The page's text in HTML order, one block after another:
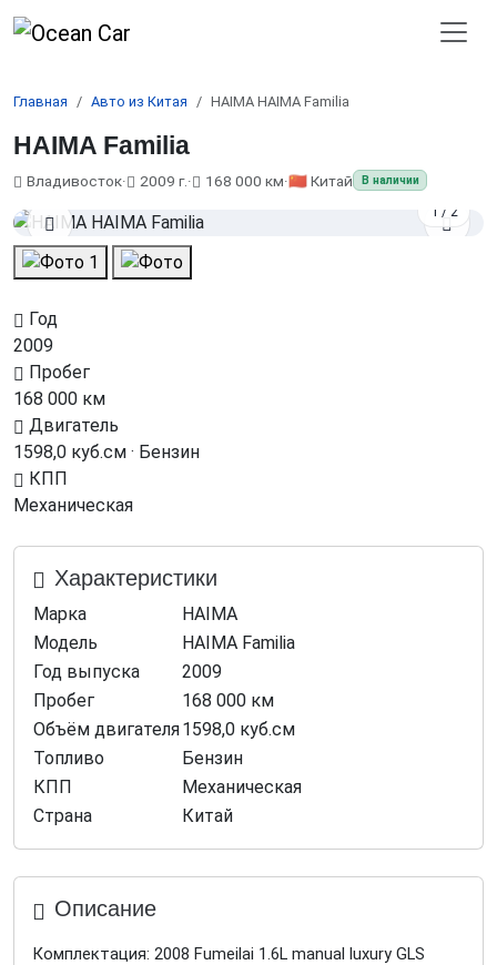
Главная Авто из Китая HAIMA HAIMA Familia
HAIMA Familia
Владивосток· 2009 г.· 168 000 км·🇨🇳 Китай В наличии
1 / 2
Год
2009
Пробег
168 000 км
Двигатель
1598,0 куб.см · Бензин
КПП
Механическая
Характеристики
Марка
HAIMA
Модель
HAIMA Familia
Год выпуска
2009
Пробег
168 000 км
Объём двигателя1598,0 куб.см
Топливо
Бензин
КПП
Механическая
Страна
Китай
Описание
Комплектация: 2008 Fumeilai 1.6L manual luxury GLS